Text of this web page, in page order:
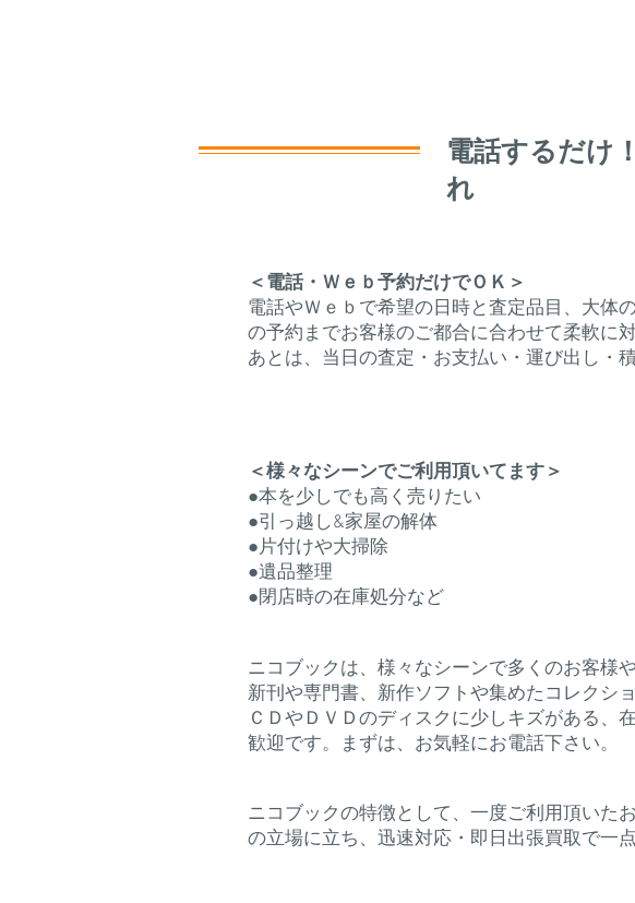
電話するだけ
れ
＜電話・Ｗｅｂ予約だけでＯＫ＞
電話やＷｅｂで希望の日時と査定品目、大体
の予約までお客様のご都合に合わせて柔軟に対
あとは、当日の査定・お支払い・運び出し・
＜様々なシーンでご利用頂いてます＞
​●本を少しでも高く売りたい
●引っ越し&家屋の解体
●片付けや大掃除
●遺品整理
●閉店時の在庫処分など
ニコブックは、様々なシーンで多くのお客様
新刊や専門書、新作ソフトや集めたコレクシ
ＣＤやＤＶＤのディスクに少しキズがある、
歓迎です。まずは、お気軽にお電話下さい。
ニコブックの特徴として、一度ご利用頂いた
の立場に立ち、迅速対応・即日出張買取で一